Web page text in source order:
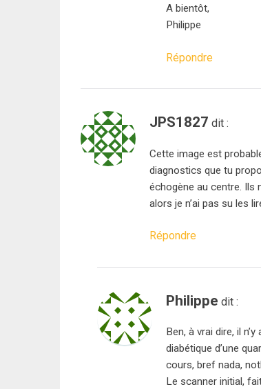
A bientôt,
Philippe
Répondre
JPS1827 dit :
Cette image est
diagnostics que tu
échogène au centre. Ils
alors je n’ai pas su les
Répondre
Philippe dit :
Ben, à vrai dire, il
diabétique d’une
cours, bref nada,
Le scanner initial,